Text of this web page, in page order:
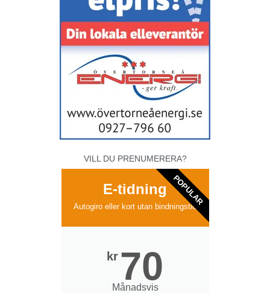
VILL DU PRENUMERERA?
E-tidning
Autogiro eller kort utan bindningstid
kr 70
Månadsvis
POPULAR